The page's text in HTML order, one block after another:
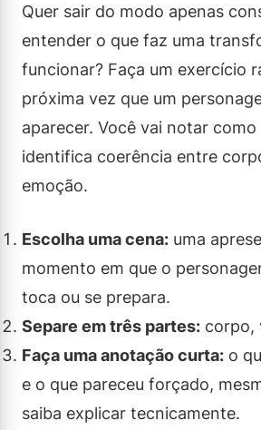
Quer sair do modo apenas
entender o que faz uma
funcionar? Faça um exercício
próxima vez que um
aparecer. Você vai notar
identifica coerência entre
emoção.
Escolha uma cena: uma
momento em que o
toca ou se prepara.
Separe em três partes: corpo,
Faça uma anotação curta: o
e o que pareceu forçado,
saiba explicar tecnicamente.